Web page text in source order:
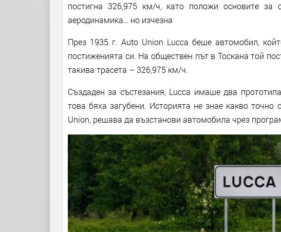
постигна 326,975 км/ч, като положи основите за
аеродинамика… но изчезна
През 1935 г. Auto Union Lucca беше автомобил,
постиженията си. На обществен път в Тоскана той
такива трасета – 326,975 км/ч.
Създаден за състезания, Lucca имаше два
това бяха загубени. Историята не знае какво
Union, решава да възстанови автомобила чрез